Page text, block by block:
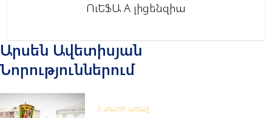
ՈւԵՖԱ A լիցենզիա
Արսեն Ավետիսյան
Նորություններում
3 տարի առաջ